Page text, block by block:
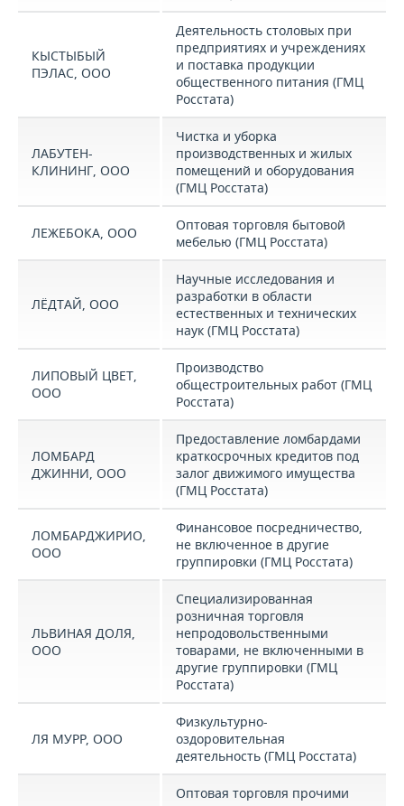
КЫСТЫБЫЙ
ПЭЛАС, ООО
Деятельность столовых при
предприятиях и учреждениях
и поставка продукции
общественного питания (ГМЦ
Росстата)
ЛАБУТЕН-
КЛИНИНГ, ООО
Чистка и уборка
производственных и жилых
помещений и оборудования
(ГМЦ Росстата)
ЛЕЖЕБОКА, ООО
Оптовая торговля бытовой
мебелью (ГМЦ Росстата)
ЛЁДТАЙ, ООО
Научные исследования и
разработки в области
естественных и технических
наук (ГМЦ Росстата)
ЛИПОВЫЙ ЦВЕТ,
ООО
Производство
общестроительных работ (ГМЦ
Росстата)
ЛОМБАРД
ДЖИННИ, ООО
Предоставление ломбардами
краткосрочных кредитов под
залог движимого имущества
(ГМЦ Росстата)
ЛОМБАРДЖИРИО,
ООО
Финансовое посредничество,
не включенное в другие
группировки (ГМЦ Росстата)
ЛЬВИНАЯ ДОЛЯ,
ООО
Специализированная
розничная торговля
непродовольственными
товарами, не включенными в
другие группировки (ГМЦ
Росстата)
ЛЯ МУРР, ООО
Физкультурно-
оздоровительная
деятельность (ГМЦ Росстата)
Оптовая торговля прочими